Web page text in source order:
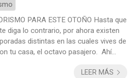
PARA ESTE OTOÑO Hasta que
diga lo contrario, por ahora existen
distintas en las cuales vives de
tu casa, el octavo pasajero. Ahí
también conoce el paso del tiempo.
LEER MÁS